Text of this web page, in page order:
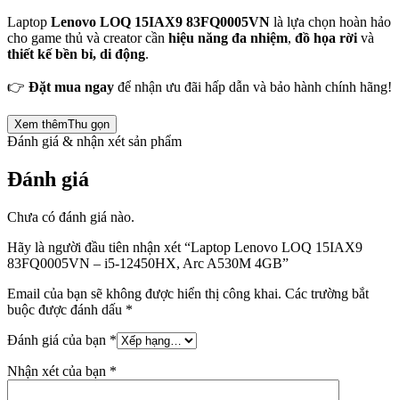
Laptop Lenovo LOQ 15IAX9 83FQ0005VN là lựa chọn hoàn hảo
cho game thủ và creator cần hiệu năng đa nhiệm, đồ họa rời và
thiết kế bền bỉ, di động.
👉 Đặt mua ngay để nhận ưu đãi hấp dẫn và bảo hành chính hãng!
Xem thêmThu gọn
Đánh giá & nhận xét sản phẩm
Đánh giá
Chưa có đánh giá nào.
Hãy là người đầu tiên nhận xét “Laptop Lenovo LOQ 15IAX9
83FQ0005VN – i5-12450HX, Arc A530M 4GB”
Email của bạn sẽ không được hiển thị công khai. Các trường bắt
buộc được đánh dấu *
Đánh giá của bạn *
Nhận xét của bạn *